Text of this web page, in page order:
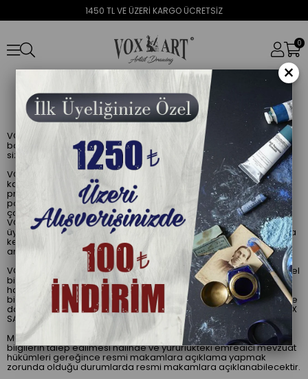
1450 TL VE ÜZERİ KARGO ÜCRETSİZ
0
GİZLİLİK SÖZLEŞMESİ
VOX SANAT, müşterilerine daha iyi hizmet verebilmek amacıyla
bazı kişisel bilgilerinizi (isim, yaş, ilgi alanlarınız, e-posta vb...)
sizlerden talep etmektedir.
VOX SANAT sunucularında toplanan bu bilgiler, dönemsel
kampanya çalışmaları, müşteri profillerine yönelik özel
promosyon faaliyetlerinin kurgulanması ve istenmeyen e-
postaların iletilmemesine yönelik müşteri “sınıflandırma”
çalışmalarında sadece VOX SANAT bünyesinde kullanılmaktadır.
VOX SANAT, üyelik formlarından topladığı bilgileri, söz konusu
üyenin haberi ya da aksi bir talimatı olmaksızın, üçüncü şahıslarla
kesinlikle paylaşmamakta, faaliyet dışı hiçbir nedenle ticari
amaçla kullanmamakta ve de satmamaktadır.
VOX SANAT, e-posta adresleri ve üyelik formlarında istediği kişisel
bilgilerin haricinde site kullanımı sırasında izlediği, ziyaretçi
hareket ve tercihlerini analiz ederek yorumlamaktadır. Kişisel
bilgiler içermeyen bu istatistiksel veriler, VOX SANAT müşterilerine
daha özel ve etkin bir alışveriş deneyimi yaşatmak amacıyla VOX
SANAT tarafından gözetilmektedir.
Müşteri bilgileri, ancak resmi makamlarca usulü dairesinde bu
bilgilerin talep edilmesi halinde ve yürürlükteki emredici mevzuat
hükümleri gereğince resmi makamlara açıklama yapmak
zorunda olduğu durumlarda resmi makamlara açıklanabilecektir.
×